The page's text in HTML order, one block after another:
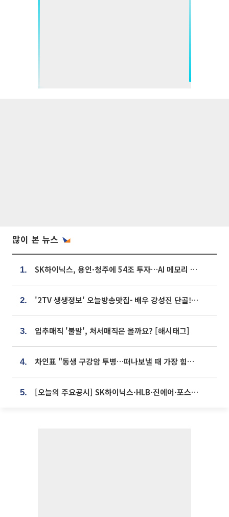
많이 본 뉴스
1. SK하이닉스, 용인·청주에 54조 투자…AI 메모리 생산기지 키운다
2. '2TV 생생정보' 오늘방송맛집- 배우 강성진 단골! 쌀국수ㆍ푸팟퐁 커리 맛집 '블○○○'
3. 입추매직 '불발', 처서매직은 올까요? [해시태그]
4. 차인표 "동생 구강암 투병…떠나보낼 때 가장 힘들었다”
5. [오늘의 주요공시] SK하이닉스·HLB·진에어·포스코홀딩스·네이버·대우건설 등